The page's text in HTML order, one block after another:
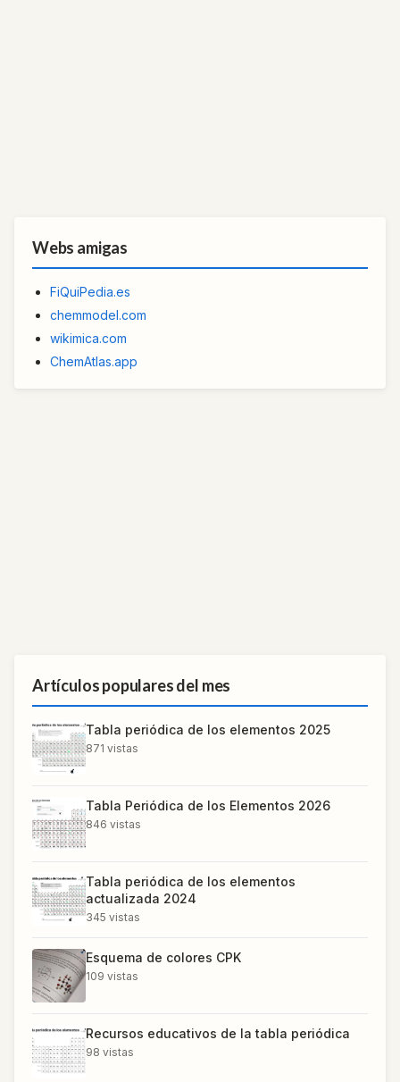
Webs amigas
FiQuiPedia.es
chemmodel.com
wikimica.com
ChemAtlas.app
Artículos populares del mes
Tabla periódica de los elementos 2025
871 vistas
Tabla Periódica de los Elementos 2026
846 vistas
Tabla periódica de los elementos
actualizada 2024
345 vistas
Esquema de colores CPK
109 vistas
Recursos educativos de la tabla periódica
98 vistas